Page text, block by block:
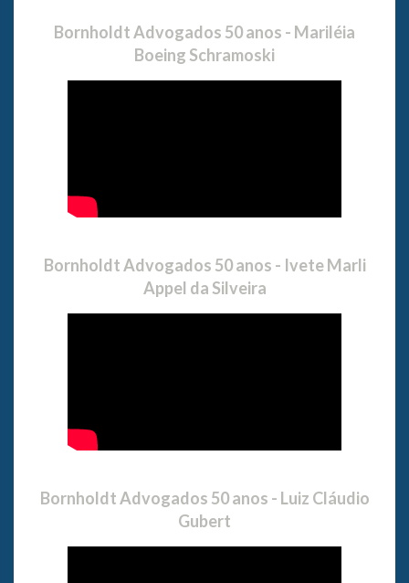
Bornholdt Advogados 50 anos - Mariléia
Boeing Schramoski
Bornholdt Advogados 50 anos - Ivete Marli
Appel da Silveira
Bornholdt Advogados 50 anos - Luiz Cláudio
Gubert